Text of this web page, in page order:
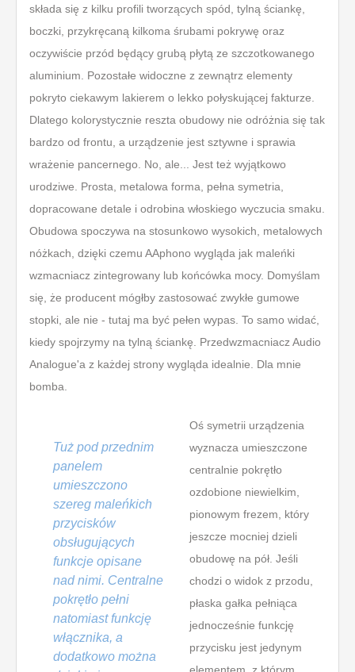
składa się z kilku profili tworzących spód, tylną ściankę,
boczki, przykręcaną kilkoma śrubami pokrywę oraz
oczywiście przód będący grubą płytą ze szczotkowanego
aluminium. Pozostałe widoczne z zewnątrz elementy
pokryto ciekawym lakierem o lekko połyskującej fakturze.
Dlatego kolorystycznie reszta obudowy nie odróżnia się tak
bardzo od frontu, a urządzenie jest sztywne i sprawia
wrażenie pancernego. No, ale... Jest też wyjątkowo
urodziwe. Prosta, metalowa forma, pełna symetria,
dopracowane detale i odrobina włoskiego wyczucia smaku.
Obudowa spoczywa na stosunkowo wysokich, metalowych
nóżkach, dzięki czemu AAphono wygląda jak maleńki
wzmacniacz zintegrowany lub końcówka mocy. Domyślam
się, że producent mógłby zastosować zwykłe gumowe
stopki, ale nie - tutaj ma być pełen wypas. To samo widać,
kiedy spojrzymy na tylną ściankę. Przedwzmacniacz Audio
Analogue'a z każdej strony wygląda idealnie. Dla mnie
bomba.
Tuż pod przednim
panelem
umieszczono
szereg maleńkich
przycisków
obsługujących
funkcje opisane
nad nimi. Centralne
pokrętło pełni
natomiast funkcję
włącznika, a
dodatkowo można
Oś symetrii urządzenia
wyznacza umieszczone
centralnie pokrętło
ozdobione niewielkim,
pionowym frezem, który
jeszcze mocniej dzieli
obudowę na pół. Jeśli
chodzi o widok z przodu,
płaska gałka pełniąca
jednocześnie funkcję
przycisku jest jedynym